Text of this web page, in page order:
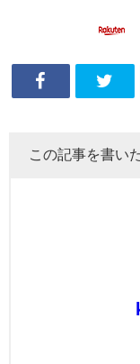
この記事を書い